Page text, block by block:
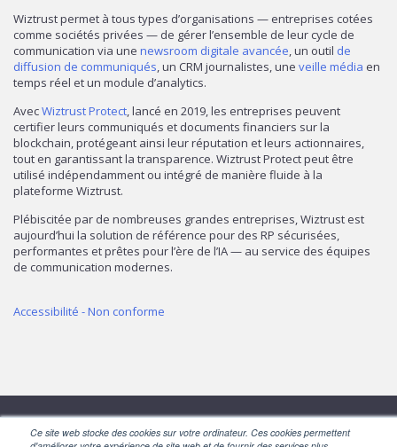
Ce site web stocke des cookies sur votre ordinateur. Ces cookies permettent
Wiztrust permet à tous types d’organisations — entreprises cotées
comme sociétés privées — de gérer l’ensemble de leur cycle de
communication via une newsroom digitale avancée, un outil de
diffusion de communiqués, un CRM journalistes, une veille média en
temps réel et un module d’analytics.
AvecWiztrust Protect, lancé en 2019, les entreprises peuvent
certifier leurs communiqués et documents financiers sur la
blockchain, protégeant ainsi leur réputation et leurs actionnaires,
tout en garantissant la transparence. Wiztrust Protect peut être
utilisé indépendamment ou intégré de manière fluide à la
plateforme Wiztrust.
Plébiscitée par de nombreuses grandes entreprises, Wiztrust est
aujourd’hui la solution de référence pour des RP sécurisées,
performantes et prêtes pour l’ère de l’IA — au service des équipes
de communication modernes.
Accessibilité - Non conforme
SUIVEZ-NOUS